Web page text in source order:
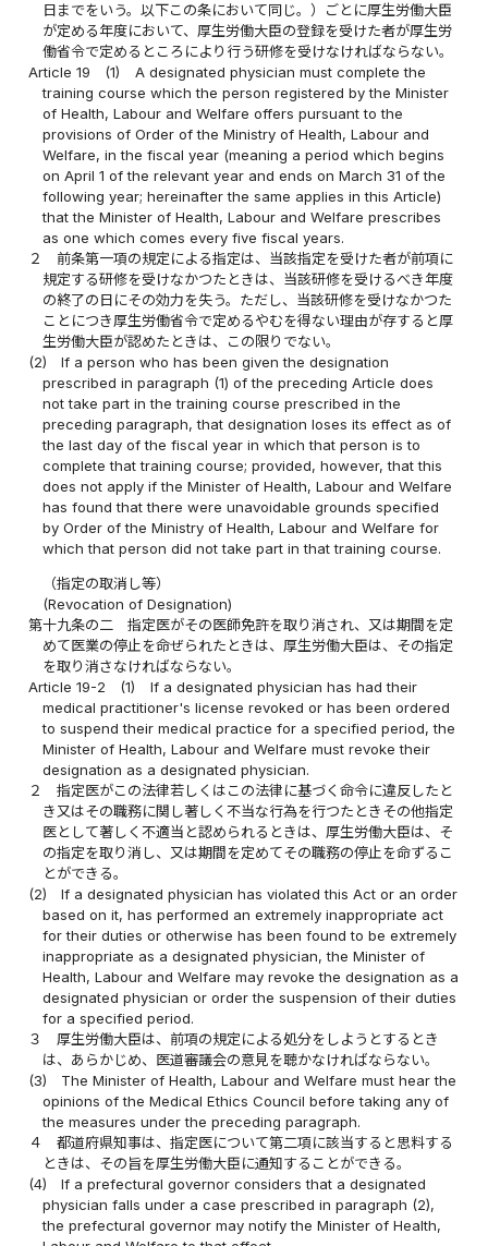
日までをいう。以下この条において同じ。）ごとに厚生労働大臣
が定める年度において、厚生労働大臣の登録を受けた者が厚生労
働省令で定めるところにより行う研修を受けなければならない。
Article 19
(1)
A designated physician must complete the
training course which the person registered by the Minister
of Health, Labour and Welfare offers pursuant to the
provisions of Order of the Ministry of Health, Labour and
Welfare, in the fiscal year (meaning a period which begins
on April 1 of the relevant year and ends on March 31 of the
following year; hereinafter the same applies in this Article)
that the Minister of Health, Labour and Welfare prescribes
as one which comes every five fiscal years.
２
前条第一項の規定による指定は、当該指定を受けた者が前項に
規定する研修を受けなかつたときは、当該研修を受けるべき年度
の終了の日にその効力を失う。ただし、当該研修を受けなかつた
ことにつき厚生労働省令で定めるやむを得ない理由が存すると厚
生労働大臣が認めたときは、この限りでない。
(2)
If a person who has been given the designation
prescribed in paragraph (1) of the preceding Article does
not take part in the training course prescribed in the
preceding paragraph, that designation loses its effect as of
the last day of the fiscal year in which that person is to
complete that training course; provided, however, that this
does not apply if the Minister of Health, Labour and Welfare
has found that there were unavoidable grounds specified
by Order of the Ministry of Health, Labour and Welfare for
which that person did not take part in that training course.
（指定の取消し等）
(Revocation of Designation)
第十九条の二
指定医がその医師免許を取り消され、又は期間を定
めて医業の停止を命ぜられたときは、厚生労働大臣は、その指定
を取り消さなければならない。
Article 19-2
(1)
If a designated physician has had their
medical practitioner's license revoked or has been ordered
to suspend their medical practice for a specified period, the
Minister of Health, Labour and Welfare must revoke their
designation as a designated physician.
２
指定医がこの法律若しくはこの法律に基づく命令に違反したと
き又はその職務に関し著しく不当な行為を行つたときその他指定
医として著しく不適当と認められるときは、厚生労働大臣は、そ
の指定を取り消し、又は期間を定めてその職務の停止を命ずるこ
とができる。
(2)
If a designated physician has violated this Act or an order
based on it, has performed an extremely inappropriate act
for their duties or otherwise has been found to be extremely
inappropriate as a designated physician, the Minister of
Health, Labour and Welfare may revoke the designation as a
designated physician or order the suspension of their duties
for a specified period.
３
厚生労働大臣は、前項の規定による処分をしようとするとき
は、あらかじめ、医道審議会の意見を聴かなければならない。
(3)
The Minister of Health, Labour and Welfare must hear the
opinions of the Medical Ethics Council before taking any of
the measures under the preceding paragraph.
４
都道府県知事は、指定医について第二項に該当すると思料する
ときは、その旨を厚生労働大臣に通知することができる。
(4)
If a prefectural governor considers that a designated
physician falls under a case prescribed in paragraph (2),
the prefectural governor may notify the Minister of Health,